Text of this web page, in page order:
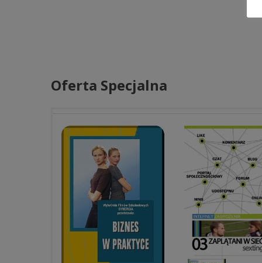
Oferta Specjalna